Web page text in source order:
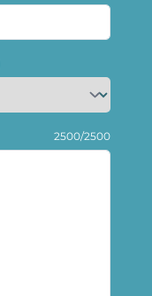
2500/2500